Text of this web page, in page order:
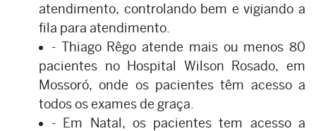
atendimento, controlando bem e vigiando a
fila para atendimento.
- Thiago Rêgo atende mais ou menos 80
pacientes no Hospital Wilson Rosado, em
Mossoró, onde os pacientes têm acesso a
todos os exames de graça.
- Em Natal, os pacientes tem acesso a